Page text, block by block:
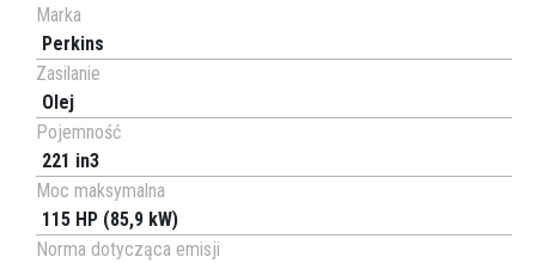
Marka
Perkins
Zasilanie
Olej
Pojemność
221 in3
Moc maksymalna
115 HP (85,9 kW)
Norma dotycząca emisji